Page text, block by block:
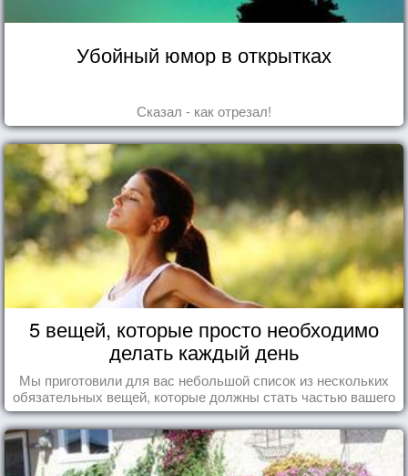
Убойный юмор в открытках
Сказал - как отрезал!
5 вещей, которые просто необходимо
делать каждый день
Мы приготовили для вас небольшой список из нескольких
обязательных вещей, которые должны стать частью вашего
дня.